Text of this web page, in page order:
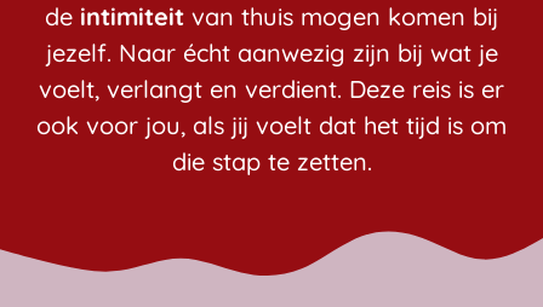
de intimiteit van thuis mogen komen bij
jezelf. Naar écht aanwezig zijn bij wat je
voelt, verlangt en verdient. Deze reis is er
ook voor jou, als jij voelt dat het tijd is om
die stap te zetten.